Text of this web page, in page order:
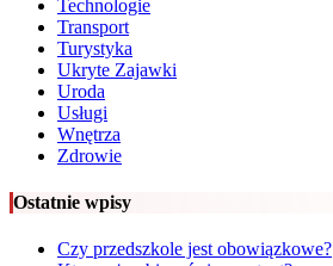
Technologie
Transport
Turystyka
Ukryte Zajawki
Uroda
Usługi
Wnętrza
Zdrowie
Ostatnie wpisy
Czy przedszkole jest obowiązkowe?